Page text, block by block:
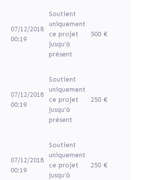
07/12/2018
00:19
Soutient
uniquement
ce projet
jusqu'à
présent
500 €
07/12/2018
00:19
Soutient
uniquement
ce projet
jusqu'à
présent
250 €
07/12/2018
00:19
Soutient
uniquement
ce projet
jusqu'à
250 €